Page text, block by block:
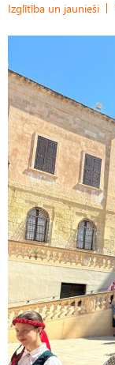
Izglītība un jaunieši